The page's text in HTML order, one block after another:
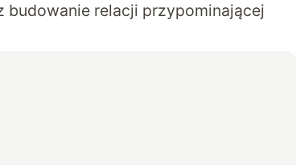
relacji przypominającej